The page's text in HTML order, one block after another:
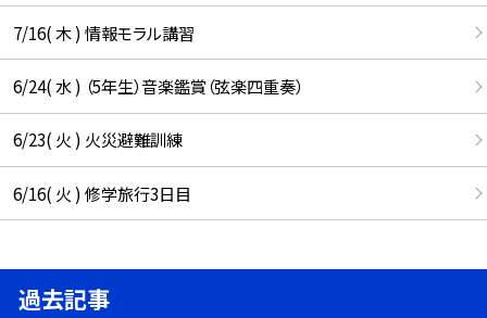
7/16( 木 ) 情報モラル講習
6/24( 水 ) （5年生）音楽鑑賞（弦楽四重奏）
6/23( 火 ) 火災避難訓練
6/16( 火 ) 修学旅行3日目
過去記事